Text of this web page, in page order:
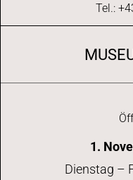
Tel.:
1.
Dienstag –